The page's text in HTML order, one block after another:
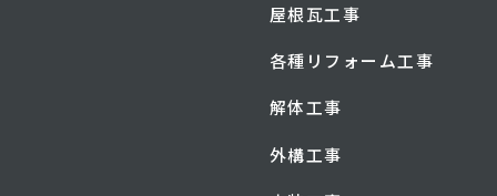
屋根瓦工事
各種リフォーム工事
解体工事
外構工事